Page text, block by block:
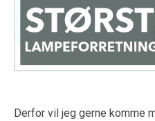
Derfor vil jeg gerne komme